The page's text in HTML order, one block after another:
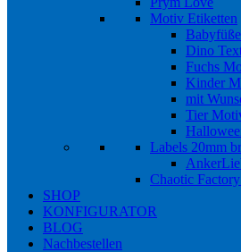
Motiv Etiketten
Dino
Fuchs
Kinder
mit
Tier
Labels 20mm
Chaotic
SHOP
KONFIGURATOR
BLOG
Nachbestellen